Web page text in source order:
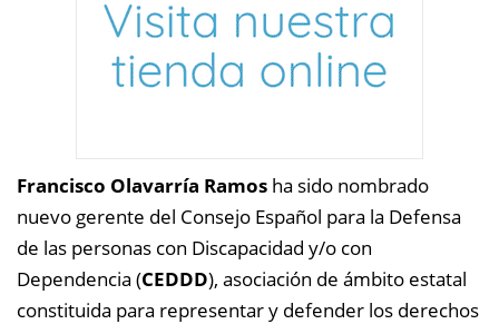
Francisco Olavarría Ramos ha sido nombrado
nuevo gerente del Consejo Español para la Defensa
de las personas con Discapacidad y/o con
Dependencia (CEDDD), asociación de ámbito estatal
constituida para representar y defender los derechos